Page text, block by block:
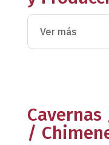
Ver más
/